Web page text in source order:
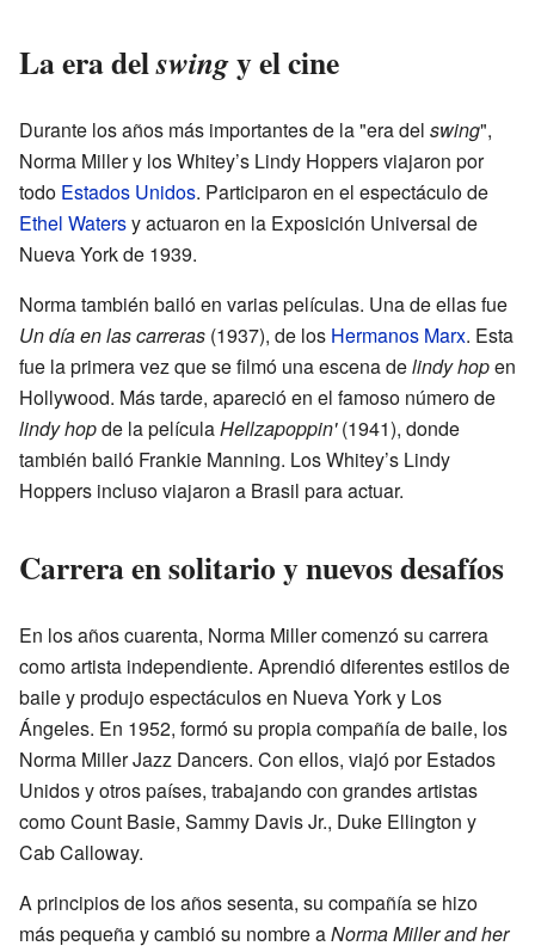
La era delswingy el cine
Durante los años más importantes de la "era del swing",
Norma Miller y los Whitey’s Lindy Hoppers viajaron por
todo Estados Unidos. Participaron en el espectáculo de
Ethel Watersy actuaron en la Exposición Universal de
Nueva York de 1939.
Norma también bailó en varias películas. Una de ellas fue
Un día en las carreras (1937), de los Hermanos Marx. Esta
fue la primera vez que se filmó una escena delindy hopen
Hollywood. Más tarde, apareció en el famoso número de
lindy hopde la películaHellzapoppin'(1941), donde
también bailó Frankie Manning. Los Whitey’s Lindy
Hoppers incluso viajaron a Brasil para actuar.
Carrera en solitario y nuevos desafíos
En los años cuarenta, Norma Miller comenzó su carrera
como artista independiente. Aprendió diferentes estilos de
baile y produjo espectáculos en Nueva York y Los
Ángeles. En 1952, formó su propia compañía de baile, los
Norma Miller Jazz Dancers. Con ellos, viajó por Estados
Unidos y otros países, trabajando con grandes artistas
como Count Basie, Sammy Davis Jr., Duke Ellington y
Cab Calloway.
A principios de los años sesenta, su compañía se hizo
más pequeña y cambió su nombre aNorma Miller and her